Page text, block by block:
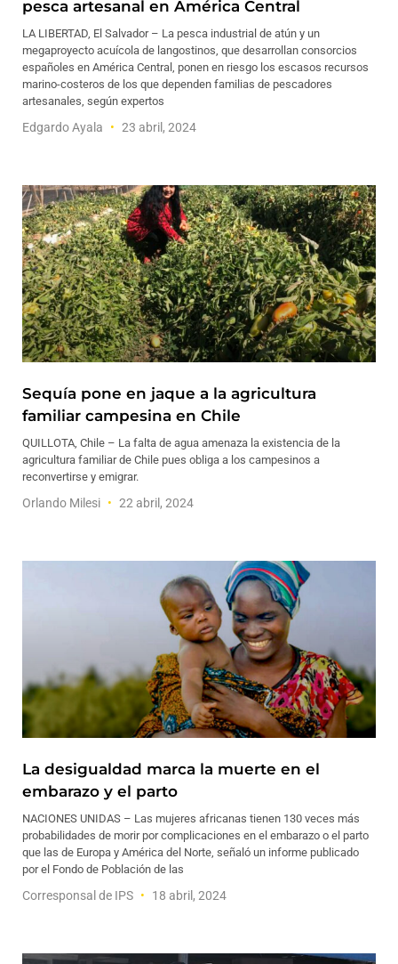
pesca artesanal en América Central
LA LIBERTAD, El Salvador – La pesca industrial de atún y un
megaproyecto acuícola de langostinos, que desarrollan consorcios
españoles en América Central, ponen en riesgo los escasos recursos
marino-costeros de los que dependen familias de pescadores
artesanales, según expertos
Edgardo Ayala 23 abril, 2024
Sequía pone en jaque a la agricultura
familiar campesina en Chile
QUILLOTA, Chile – La falta de agua amenaza la existencia de la
agricultura familiar de Chile pues obliga a los campesinos a
reconvertirse y emigrar.
Orlando Milesi 22 abril, 2024
La desigualdad marca la muerte en el
embarazo y el parto
NACIONES UNIDAS – Las mujeres africanas tienen 130 veces más
probabilidades de morir por complicaciones en el embarazo o el parto
que las de Europa y América del Norte, señaló un informe publicado
por el Fondo de Población de las
Corresponsal de IPS 18 abril, 2024